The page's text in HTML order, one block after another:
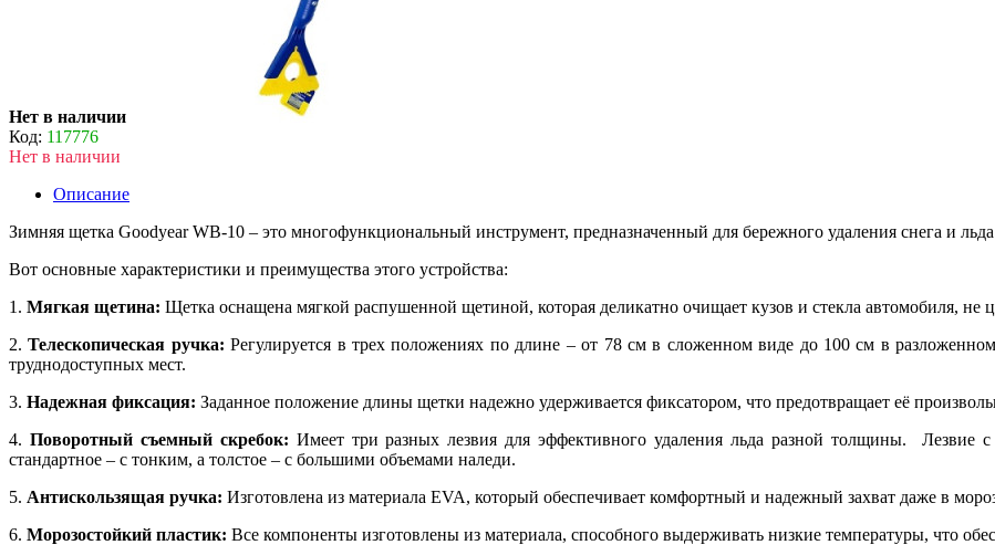
Нет в наличии
Код: 117776
Нет в наличии
Описание
Зимняя щетка Goodyear WB-10 – это многофункциональный инструмент, предназначенный для бережного удаления снега и
Вот основные характеристики и преимущества этого устройства:
1. Мягкая щетина: Щетка оснащена мягкой распушенной щетиной, которая деликатно очищает кузов и стекла автомобиля, не
2.Телескопическая ручка: Регулируется в трех положениях по длине – от 78 см в сложенном виде до 100 см в
труднодоступных мест.
3. Надежная фиксация: Заданное положение длины щетки надежно удерживается фиксатором, что предотвращает её
4. Поворотный съемный скребок: Имеет три разных лезвия для эффективного удаления льда разной толщины. Лезвие
стандартное – с тонким, а толстое – с большими объемами наледи.
5. Антискользящая ручка: Изготовлена из материала EVA, который обеспечивает комфортный и надежный захват даже в
6. Морозостойкий пластик: Все компоненты изготовлены из материала, способного выдерживать низкие температуры, что